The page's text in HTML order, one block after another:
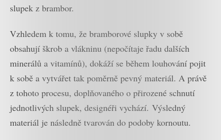
slupek z brambor.
Vzhledem k tomu, že bramborové slupky v sobě
obsahují škrob a vlákninu (nepočítaje řadu dalších
minerálů a vitamínů), dokáží se během louhování pojit
k sobě a vytvářet tak poměrně pevný materiál. A právě
z tohoto procesu, doplňovaného o přirozené schnutí
jednotlivých slupek, designéři vychází. Výsledný
materiál je následně tvarován do podoby kornoutu.